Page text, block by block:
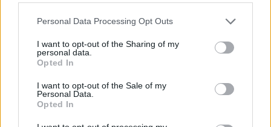
Please note that this website/app uses one or more Google
not limited to your visit or usage behaviour. You may click to
grant or deny consent to Google and its third-party tags to
use your data for below specified purposes in below Google
consent section.
Personal Data Processing Opt Outs
I want to opt-out of the Sharing of my
personal data.
Opted In
I want to opt-out of the Sale of my
Personal Data.
Opted In
Σαρούνας Γιασικεβίτσιους, πλέκει το εγκώμιο του δεύτερου
σκόρερ στην ιστορία της Ευρωλίγκας…
“Τι να πούμε για τον Νάντο; Τα βλέπει όλα, τα καταλαβαίνει
όλα”, είπε ο Σάρας στην Συνέντευξη Τύπου μετά τον αγώνα
“Είναι σαν ένας προπονητής στο παρκέ.
Παίκτες σαν κι αυτόν, δεν υπάρχουν